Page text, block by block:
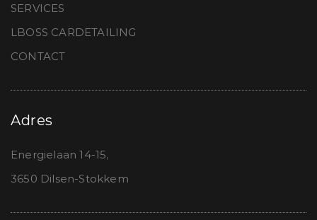
SERVICES
LBOSS CARDETAILING
CONTACT
Adres
Energielaan 14-15,
3650 Dilsen-Stokkem